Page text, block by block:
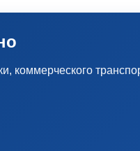
коммерческого